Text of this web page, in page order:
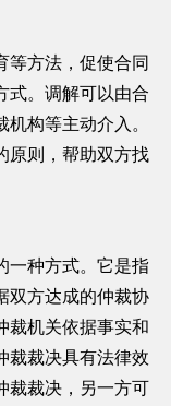
等方法，促使合同
式。调解可以由合
构等主动介入。
原则，帮助双方找
一种方式。它是指
双方达成的仲裁协
裁机关依据事实和
裁裁决具有法律效
裁裁决，另一方可